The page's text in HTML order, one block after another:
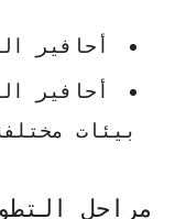
أحافير
أحافير
بيئات
مراحل